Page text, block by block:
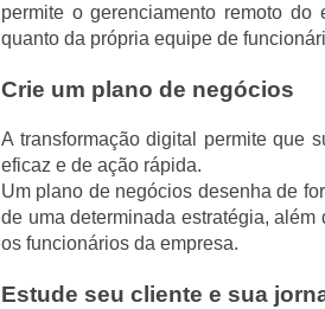
permite o gerenciamento remoto do
quanto da própria equipe de
Crie um plano de negócios
A transformação digital permite que
eficaz e de ação rápida.
Um plano de negócios desenha de
de uma determinada estratégia,
os funcionários da empresa.
Estude seu cliente e sua